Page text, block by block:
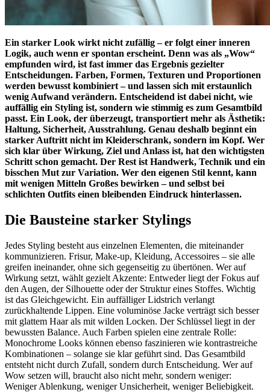
Ein starker Look wirkt nicht zufällig – er folgt einer inneren
Logik, auch wenn er spontan erscheint. Denn was als „Wow“
empfunden wird, ist fast immer das Ergebnis gezielter
Entscheidungen. Farben, Formen, Texturen und Proportionen
werden bewusst kombiniert – und lassen sich mit erstaunlich
wenig Aufwand verändern. Entscheidend ist dabei nicht, wie
auffällig ein Styling ist, sondern wie stimmig es zum Gesamtbild
passt. Ein Look, der überzeugt, transportiert mehr als Ästhetik:
Haltung, Sicherheit, Ausstrahlung. Genau deshalb beginnt ein
starker Auftritt nicht im Kleiderschrank, sondern im Kopf. Wer
sich klar über Wirkung, Ziel und Anlass ist, hat den wichtigsten
Schritt schon gemacht. Der Rest ist Handwerk, Technik und ein
bisschen Mut zur Variation. Wer den eigenen Stil kennt, kann
mit wenigen Mitteln Großes bewirken – und selbst bei
schlichten Outfits einen bleibenden Eindruck hinterlassen.
Die Bausteine starker Stylings
Jedes Styling besteht aus einzelnen Elementen, die miteinander
kommunizieren. Frisur, Make-up, Kleidung, Accessoires – sie alle
greifen ineinander, ohne sich gegenseitig zu übertönen. Wer auf
Wirkung setzt, wählt gezielt Akzente: Entweder liegt der Fokus auf
den Augen, der Silhouette oder der Struktur eines Stoffes. Wichtig
ist das Gleichgewicht. Ein auffälliger Lidstrich verlangt
zurückhaltende Lippen. Eine voluminöse Jacke verträgt sich besser
mit glattem Haar als mit wilden Locken. Der Schlüssel liegt in der
bewussten Balance. Auch Farben spielen eine zentrale Rolle:
Monochrome Looks können ebenso faszinieren wie kontrastreiche
Kombinationen – solange sie klar geführt sind. Das Gesamtbild
entsteht nicht durch Zufall, sondern durch Entscheidung. Wer auf
Wow setzen will, braucht also nicht mehr, sondern weniger:
Weniger Ablenkung, weniger Unsicherheit, weniger Beliebigkeit.